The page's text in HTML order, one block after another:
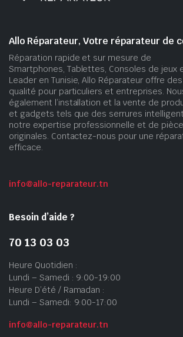
Allo Réparateur, Votre réparateur de
Réparation rapide et sur mesure de
Smartphones, Tablettes, Consoles de jeux
Leader en Tunisie, Allo Réparateur offre
qualité pour particuliers et entreprises.
également l’installation et la vente de
et gadgets tels que des serrures
notre expertise professionnelle et de
originales. Contactez-nous pour une
efficace.
info@allo-reparateur.tn
Besoin d’aide ?
70 13 03 03
Heure Quotidien :
Lundi – Samedi : 9:00-19:00
Heure D’été / Ramadan :
Lundi – Samedi: 9:00-17:00
info@allo-reparateur.tn